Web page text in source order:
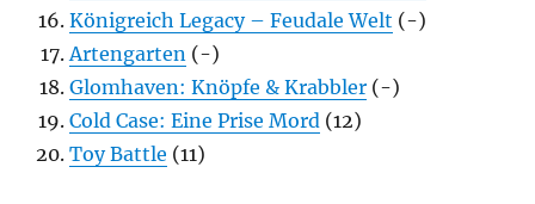
Königreich Legacy – Feudale Welt (-)
Artengarten (-)
Glomhaven: Knöpfe & Krabbler (-)
Cold Case: Eine Prise Mord (12)
Toy Battle (11)